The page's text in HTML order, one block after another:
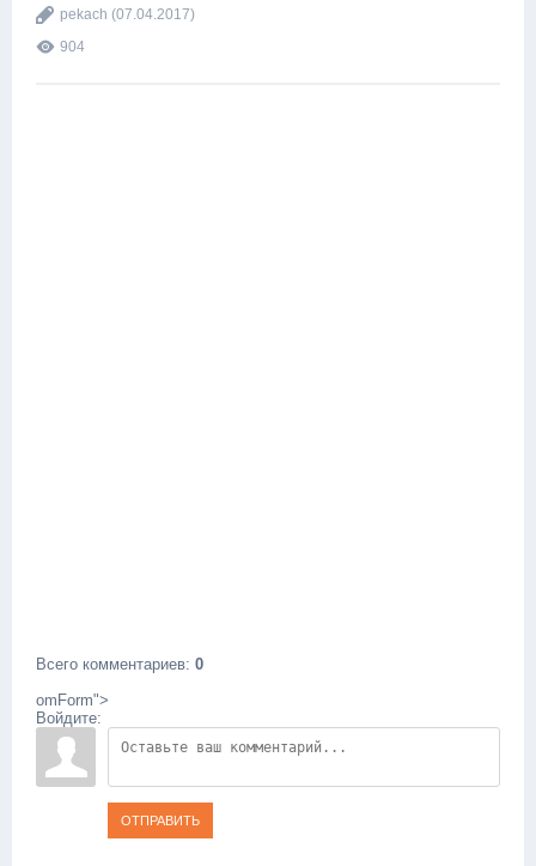
pekach (07.04.2017)
904
Всего комментариев: 0
omForm">
Войдите:
ОТПРАВИТЬ